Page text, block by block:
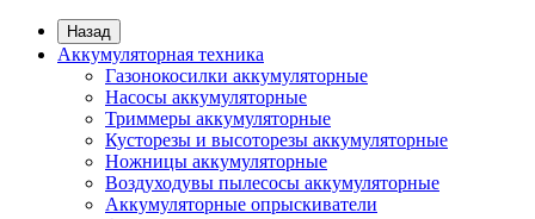
Назад
Аккумуляторная техника
Газонокосилки аккумуляторные
Насосы аккумуляторные
Триммеры аккумуляторные
Кусторезы и высоторезы аккумуляторные
Ножницы аккумуляторные
Воздуходувы пылесосы аккумуляторные
Аккумуляторные опрыскиватели